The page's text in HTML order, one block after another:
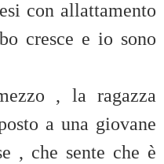
con allattamento
cresce e io sono
, la ragazza
a una giovane
, che sente che è